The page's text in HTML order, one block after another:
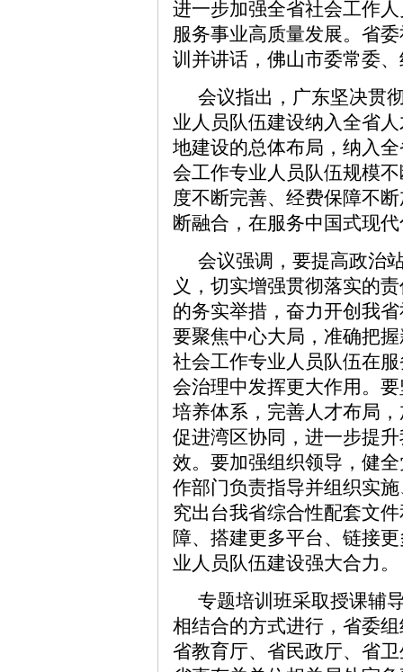
进一步加强全省社会工作
服务事业高质量发展。省
训并讲话，佛山市委常委
会议指出，广东坚决贯
业人员队伍建设纳入全省
地建设的总体布局，纳入
会工作专业人员队伍规模
度不断完善、经费保障不
断融合，在服务中国式现
会议强调，要提高政治
义，切实增强贯彻落实的
的务实举措，奋力开创我
要聚焦中心大局，准确把
社会工作专业人员队伍在
会治理中发挥更大作用。
培养体系，完善人才布局
促进湾区协同，进一步提
效。要加强组织领导，健
作部门负责指导并组织实
究出台我省综合性配套文
障、搭建更多平台、链接
业人员队伍建设强大合力。
专题培训班采取授课辅
相结合的方式进行，省委
省教育厅、省民政厅、省